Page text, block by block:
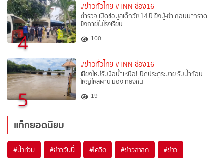
4
#ข่าวทั่วไทย #TNN ช่อง16
ตำรวจ เปิดข้อมูลเด็กวัย 14 ปี ยิงปู่-ย่า ก่อนมากราด
ยิงภายในโรงเรียน
100
5
#ข่าวทั่วไทย #TNN ช่อง16
เชียงใหม่รับมือน้ำเหนือ! เปิดประตูระบาย รับน้ำก้อน
ใหญ่ไหลผ่านเมืองเที่ยงคืน
19
แท็กยอดนิยม
#น้ำท่วม #ข่าววันนี้ #โควิด #ข่าวล่าสุด #ข่าว